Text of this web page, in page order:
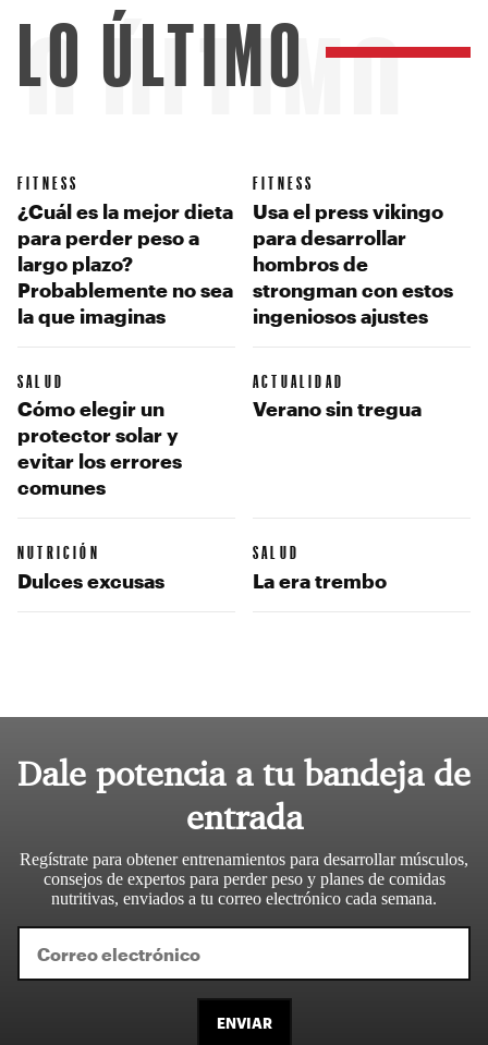
ÚLTIMO
LO ÚLTIMO
FITNESS
¿Cuál es la mejor dieta
para perder peso a
largo plazo?
Probablemente no sea
la que imaginas
FITNESS
Usa el press vikingo
para desarrollar
hombros de
strongman con estos
ingeniosos ajustes
SALUD
Cómo elegir un
protector solar y
evitar los errores
comunes
ACTUALIDAD
Verano sin tregua
NUTRICIÓN
Dulces excusas
SALUD
La era trembo
Dale potencia a tu bandeja de
entrada
Regístrate para obtener entrenamientos para desarrollar músculos,
consejos de expertos para perder peso y planes de comidas
nutritivas, enviados a tu correo electrónico cada semana.
ENVIAR